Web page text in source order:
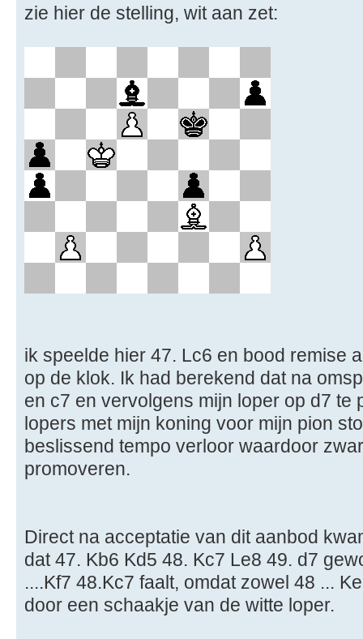
zie hier de stelling, wit aan zet:
ik speelde hier 47. Lc6 en bood remise
op de klok. Ik had berekend dat na
en c7 en vervolgens mijn loper op d7 te
lopers met mijn koning voor mijn pion
beslissend tempo verloor waardoor
promoveren.
Direct na acceptatie van dit aanbod
dat 47. Kb6 Kd5 48. Kc7 Le8 49. d7
....Kf7 48.Kc7 faalt, omdat zowel 48 ...
door een schaakje van de witte loper.